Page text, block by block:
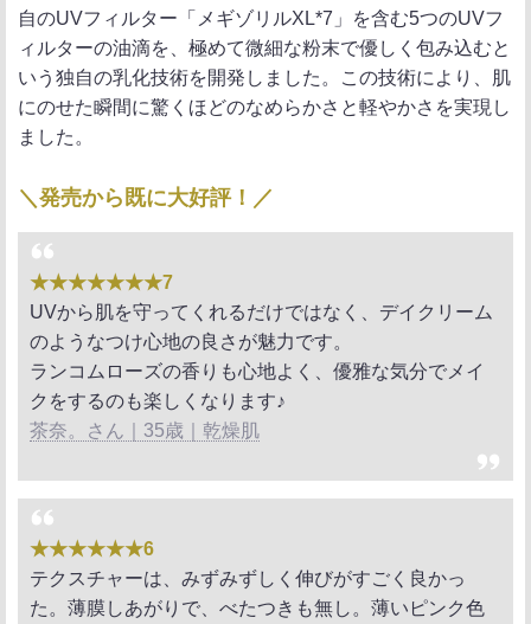
自のUVフィルター「メギゾリルXL*7」を含む5つのUVフ
ィルターの油滴を、極めて微細な粉末で優しく包み込むと
いう独自の乳化技術を開発しました。この技術により、肌
にのせた瞬間に驚くほどのなめらかさと軽やかさを実現し
ました。
＼発売から既に大好評！／
★★★★★★★7
UVから肌を守ってくれるだけではなく、デイクリーム
のようなつけ心地の良さが魅力です。
ランコムローズの香りも心地よく、優雅な気分でメイ
クをするのも楽しくなります♪
茶奈。さん｜35歳｜乾燥肌
★★★★★★6
テクスチャーは、みずみずしく伸びがすごく良かっ
た。薄膜しあがりで、べたつきも無し。薄いピンク色